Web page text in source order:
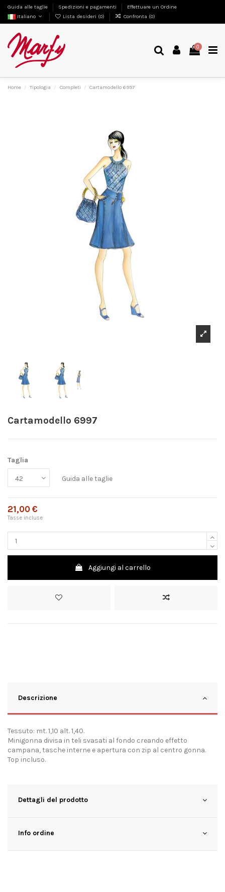
Guida alle taglie Spedizioni e pagamenti
Effettuare un Ordine
Italiano
Lista desideri (0) Confronta (0)
0
Home Tipologia Completi Cartamodello 6997
Cartamodello 6997
Taglia
Guida alle taglie
21,00 €
Tasse incluse
Aggiungi al carrello
Descrizione
Tessuto: mt. 1,10 alt. 1,40.
Minigonna divisa in teli svasati al fondo creando effetto
campana, tasche interne e apertura con zip al centro gonna.
Top incluso.
Dettagli del prodotto
Info ordine